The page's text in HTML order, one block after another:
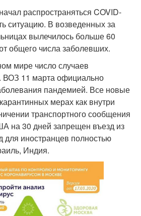
распространяться COVID-
ситуацию. В возведенных за
вылечилось больше 60
общего числа заболевших.
мире число случаев
ВОЗ 11 марта официально
пандемией. Все новые
мерах как внутри
транспортного сообщения
на 30 дней запрещен въезд из
иностранцев полностью
Индия.